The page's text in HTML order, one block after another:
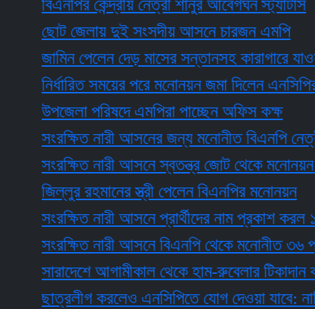
বিএনপির কেন্দ্রীয় নেত্রী শানুর আবেগঘন স্ট্যাটাস
ছোট জেলায় দুই সংসদীয় আসনে চারজন এমপি
জামিন পেলেন দেড় মাসের সন্তানসহ কারাগারে যাওয়া
নির্ধারিত সময়ের পরে মনোনয়ন জমা দিলেন এনসিপির
উপজেলা পরিষদে এমপিরা পাচ্ছেন অফিস কক্ষ
সংরক্ষিত নারী আসনের জন্য মনোনীত বিএনপি নেত্রী
সংরক্ষিত নারী আসনে স্বতন্ত্র জোট থেকে মনোনয়ন
জিল্লুর রহমানের স্ত্রী পেলেন বিএনপির মনোনয়ন
সংরক্ষিত নারী আসনে প্রার্থীদের নাম প্রকাশ করল ১১
সংরক্ষিত নারী আসনে বিএনপি থেকে মনোনীত ৩৬
সারাদেশে আগামীকাল থেকে হাম-রুবেলার টিকাদান
ছাত্রলীগ করলেও এনসিপিতে যোগ দেওয়া যাবে: নাহিদ